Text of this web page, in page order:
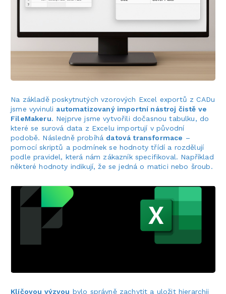
Na základě poskytnutých vzorových Excel exportů z CADu
jsme vyvinuli automatizovaný importní nástroj čistě ve
FileMakeru. Nejprve jsme vytvořili dočasnou tabulku, do
které se surová data z Excelu importují v původní
podobě. Následně probíhá datová transformace –
pomocí skriptů a podmínek se hodnoty třídí a rozdělují
podle pravidel, která nám zákazník specifikoval. Například
některé hodnoty indikují, že se jedná o matici nebo šroub.
Klíčovou výzvou bylo správně zachytit a uložit hierarchii